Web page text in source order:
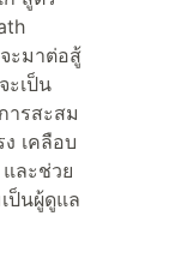
ะมาต่อสู้
ะเป็น
ารสะสม
เคลือบ
ละช่วย
ป็นผู้ดูแล